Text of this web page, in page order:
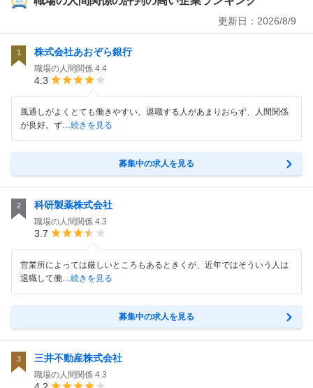
更新日： 2026/8/9
1 株式会社あおぞら銀行
職場の人間関係 4.4
4.3
風通しがよくとても働きやすい。退職する人があまりおらず、人間関係
が良好。ず…続きを見る
募集中の求人を見る
2 科研製薬株式会社
職場の人間関係 4.3
3.7
営業所によっては厳しいところもあるときくが、近年ではそういう人は
退職して働…続きを見る
募集中の求人を見る
3 三井不動産株式会社
職場の人間関係 4.3